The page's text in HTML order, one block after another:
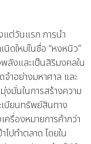
ต่วันแรก การนำ
นิดใหม่ในชื่อ “หงหนิว”
ลังและเป็นสิริมงคลใน
ำอย่างมหาศาล และ
มั่นในการสร้างความ
บียนทรัพย์สินทาง
รื่องหมายการค้ากว่า
ปทำตลาด โดยใน